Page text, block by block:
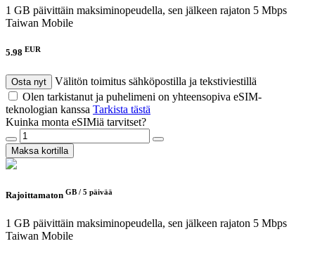
1 GB päivittäin maksiminopeudella, sen jälkeen rajaton 5 Mbps
Taiwan Mobile
5.98 EUR
Osta nyt
Välitön toimitus sähköpostilla ja tekstiviestillä
Olen tarkistanut ja puhelimeni on yhteensopiva eSIM-
teknologian kanssa Tarkista tästä
Kuinka monta eSIMiä tarvitset?
Maksa kortilla
Rajoittamaton GB / 5 päivää
1 GB päivittäin maksiminopeudella, sen jälkeen rajaton 5 Mbps
Taiwan Mobile